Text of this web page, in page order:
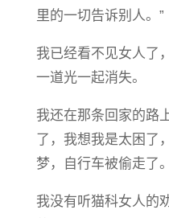
里的一切告诉别人。”
我已经看不见女人了
一道光一起消失。
我还在那条回家的路
了，我想我是太困了
梦，自行车被偷走了。
我没有听猫科女人的